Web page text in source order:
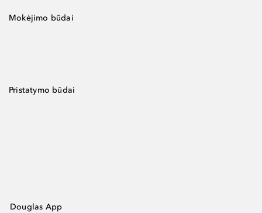
Mokėjimo būdai
Pristatymo būdai
Douglas App